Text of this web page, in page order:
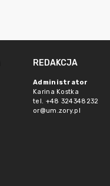
REDAKCJA
Administrator
Karina Kostka
tel. +48 324348232
or@um.zory.pl